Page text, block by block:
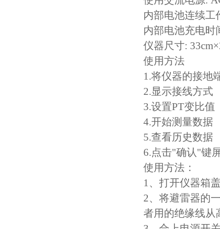
内部电池连续工
内部电池充电时
仪器尺寸:
使用方法
1.将仪器的接地
2.显示接线方式
3.设置PT变比值
4.开始测量数据
5.查看历史数据
6.点击"确认"键
使用方法：
1、打开仪器箱
2、将避雷器的
者用的绝缘线从